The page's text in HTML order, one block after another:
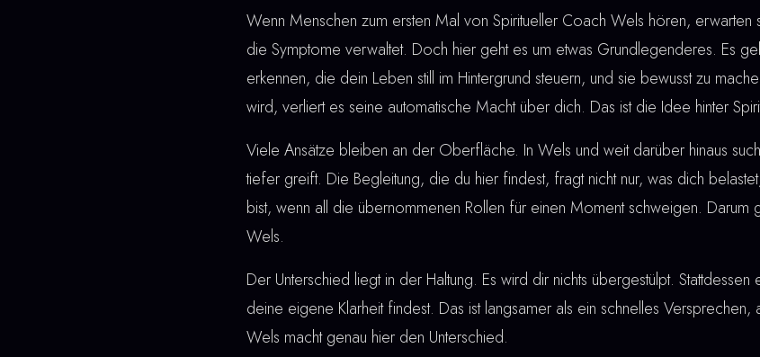
Wenn Menschen zum ersten Mal von Spiritueller Coach Wels hören,
die Symptome verwaltet. Doch hier geht es um etwas Grundlegenderes. Es
erkennen, die dein Leben still im Hintergrund steuern, und sie bewusst zu
wird, verliert es seine automatische Macht über dich. Das ist die Idee hinter
Viele Ansätze bleiben an der Oberfläche. In Wels und weit darüber hinaus
tiefer greift. Die Begleitung, die du hier findest, fragt nicht nur, was dich
bist, wenn all die übernommenen Rollen für einen Moment schweigen. Darum
Wels.
Der Unterschied liegt in der Haltung. Es wird dir nichts übergestülpt. Stattdessen
deine eigene Klarheit findest. Das ist langsamer als ein schnelles
Wels macht genau hier den Unterschied.